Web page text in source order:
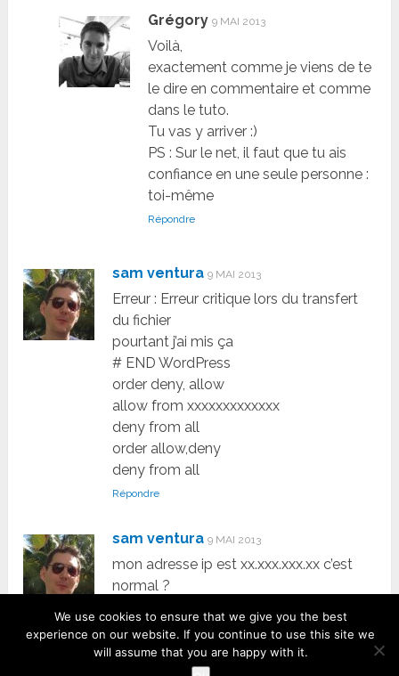
Grégory 9 MAI 2013
Voilà,
exactement comme je viens de te
le dire en commentaire et comme
dans le tuto.
Tu vas y arriver :)
PS : Sur le net, il faut que tu ais
confiance en une seule personne :
toi-même
Répondre
sam ventura 9 MAI 2013
Erreur : Erreur critique lors du transfert
du fichier
pourtant j’ai mis ça
# END WordPress
order deny, allow
allow from xxxxxxxxxxxxx
deny from all
order allow,deny
deny from all
Répondre
sam ventura 9 MAI 2013
mon adresse ip est xx.xxx.xxx.xx c’est
normal ?
Répondre
sam ventura 9 MAI 2013
We use cookies to ensure that we give you the best
experience on our website. If you continue to use this site we
will assume that you are happy with it.